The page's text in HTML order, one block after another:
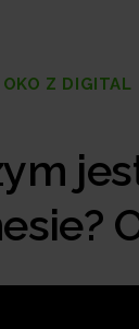
OKO Z DIGITAL